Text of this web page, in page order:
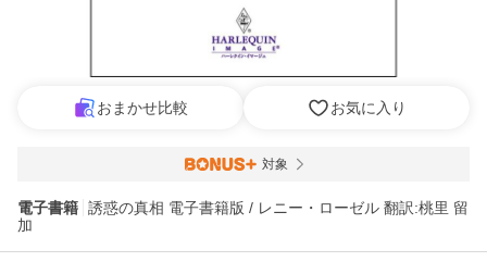
おまかせ比較 お気に入り
対象
電子書籍 誘惑の真相 電子書籍版 / レニー・ローゼル 翻訳:桃里 留
加